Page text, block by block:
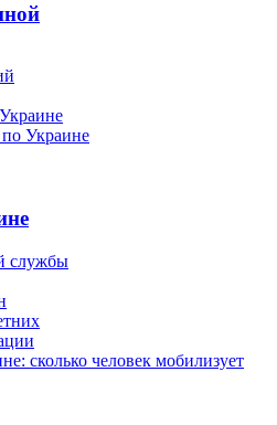
по Украине
службы
сколько человек мобилизует